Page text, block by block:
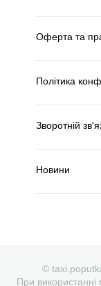
Оферта та
Політика
Зворотній
Новини
©
При використанні